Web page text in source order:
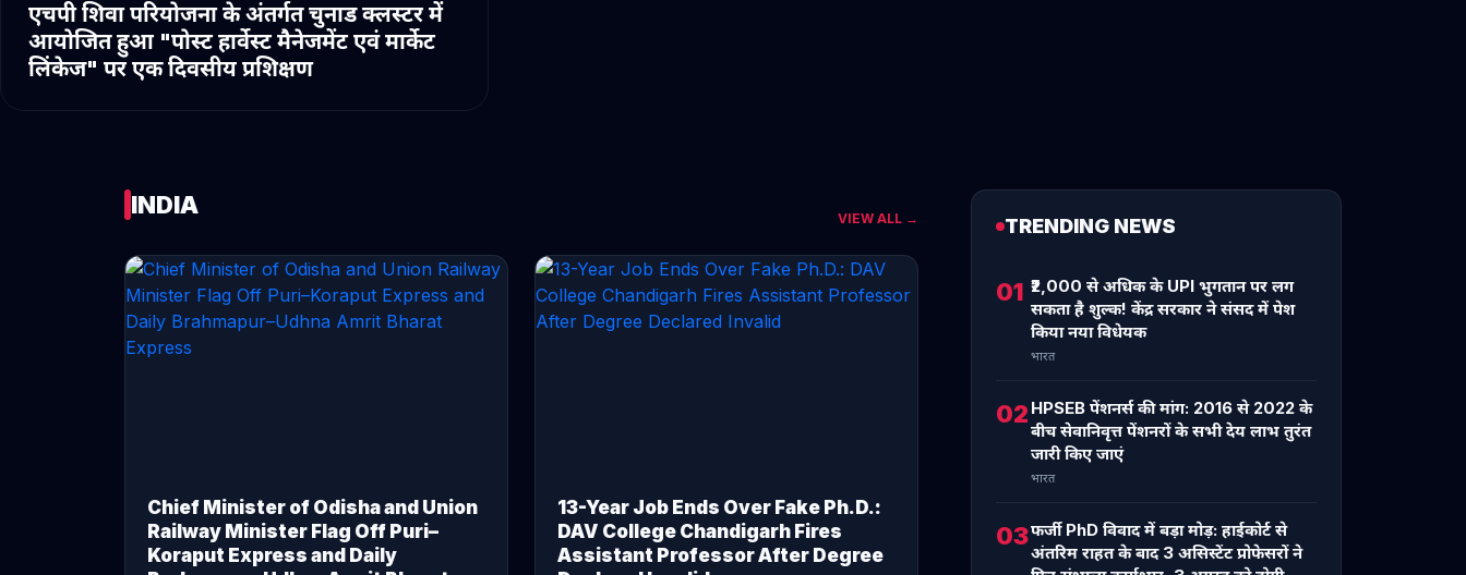
एचपी शिवा परियोजना के अंतर्गत चुनाड क्लस्टर में
आयोजित हुआ "पोस्ट हार्वेस्ट मैनेजमेंट एवं मार्केट
लिंकेज" पर एक दिवसीय प्रशिक्षण
INDIA VIEW ALL →
Chief Minister of Odisha and Union
Railway Minister Flag Off Puri–
Koraput Express and Daily
13-Year Job Ends Over Fake Ph.D.:
DAV College Chandigarh Fires
Assistant Professor After Degree
TRENDING NEWS
01 ₹2,000 से अधिक के UPI भुगतान पर लग
सकता है शुल्क! केंद्र सरकार ने संसद में पेश
किया नया विधेयक
भारत
02 HPSEB पेंशनर्स की मांग: 2016 से 2022 के
बीच सेवानिवृत्त पेंशनरों के सभी देय लाभ तुरंत
जारी किए जाएं
भारत
03फर्जी PhD विवाद में बड़ा मोड़: हाईकोर्ट से
अंतरिम राहत के बाद 3 असिस्टेंट प्रोफेसरों ने